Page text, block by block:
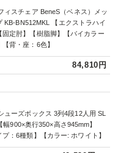
ィスチェア BeneS（ベネス）メッ
KB-BN512MKL 【エクストラハイ
固定肘】【樹脂脚】【バイカラー
背・座：6色】
84,810円
ューズボックス 3列4段12人用 SL
幅900×奥行350×高さ945mm】
プ：6種類】【カラー: ホワイト】